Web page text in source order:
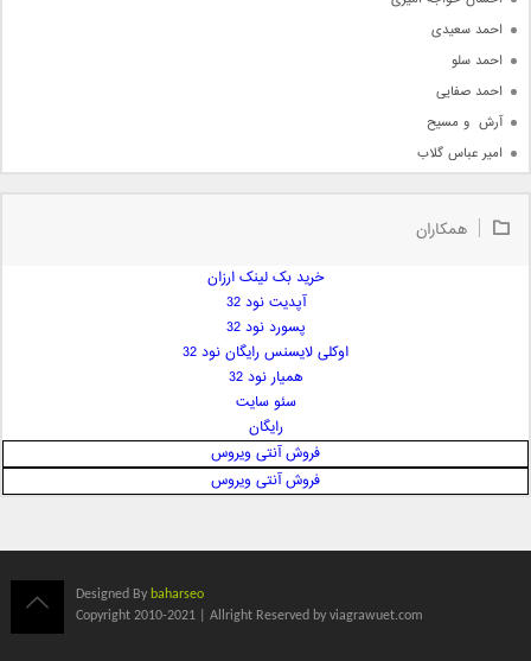
احمد سعیدی
احمد سلو
احمد صفایی
آرش  و مسیح
امیر عباس گلاب
امیر علی
ایمان غلامی
ایمان فلاح
بابک رادمنش
همکاران
خرید بک لینک ارزان
آپدیت نود 32
پسورد نود 32
اوکلی لایسنس رایگان نود 32
همیار نود 32
سئو سایت
رایگان
فروش آنتی ویروس
فروش آنتی ویروس
Designed By baharseo
Copyright 2010-2021 | Allright Reserved by viagrawuet.com